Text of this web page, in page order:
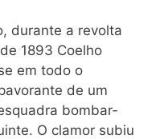
durante a revolta
1893 Coelho
em todo o
de um
bombar­
O clamor subiu